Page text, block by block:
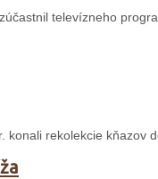
televízneho
rekolekcie kňazov